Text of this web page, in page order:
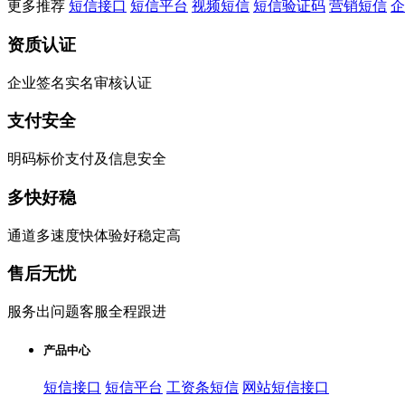
更多推荐 短信接口 短信平台 视频短信 短信验证码 营销短信
资质认证
企业签名实名审核认证
支付安全
明码标价支付及信息安全
多快好稳
通道多速度快体验好稳定高
售后无忧
服务出问题客服全程跟进
产品中心
短信接口 短信平台 工资条短信 网站短信接口